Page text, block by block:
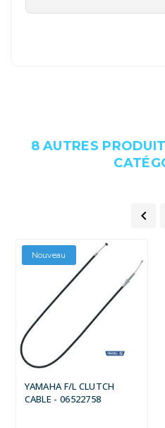
8 AUTRES

Nouveau
YAMAHA F/L CLUTCH
CABLE - 06522758